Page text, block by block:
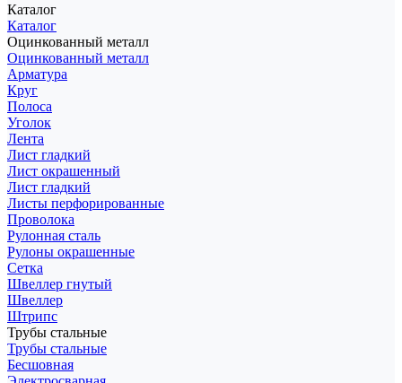
Каталог
Каталог
Оцинкованный металл
Оцинкованный металл
Арматура
Круг
Полоса
Уголок
Лента
Лист гладкий
Лист окрашенный
Лист гладкий
Листы перфорированные
Проволока
Рулонная сталь
Рулоны окрашенные
Сетка
Швеллер гнутый
Швеллер
Штрипс
Трубы стальные
Трубы стальные
Бесшовная